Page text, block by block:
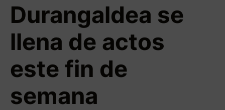
Durangaldea se
llena de actos
este fin de
semana